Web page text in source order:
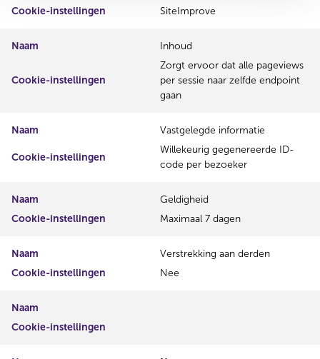
Cookie-instellingen
SiteImprove
Naam Inhoud
Cookie-instellingen
Zorgt ervoor dat alle pageviews
per sessie naar zelfde endpoint
gaan
Naam Vastgelegde informatie
Cookie-instellingen
Willekeurig gegenereerde ID-
code per bezoeker
Naam
Geldigheid
Cookie-instellingen
Maximaal 7 dagen
Naam
Verstrekking aan derden
Cookie-instellingen
Nee
Naam
Cookie-instellingen